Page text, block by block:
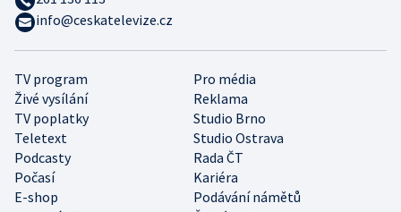
TV program
Pro média
Živé vysílání
Reklama
TV poplatky
Studio Brno
Teletext
Studio Ostrava
Podcasty
Rada ČT
Počasí
Kariéra
E-shop
Podávání námětů
info@ceskatelevize.cz